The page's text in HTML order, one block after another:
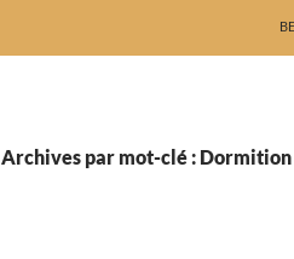
Archives par mot-clé : Dormition